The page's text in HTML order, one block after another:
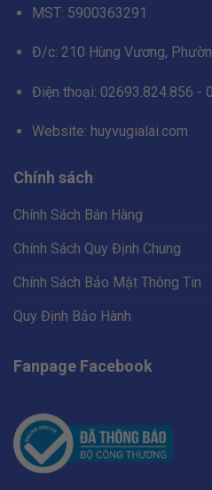
MST: 5900363291
Đ/c: 210 Hùng Vương,
Điện thoại: 02693.824.856 -
Website: huyvugialai.com
Chính sách
Chính Sách Bán Hàng
Chính Sách Quy Định Chung
Chính Sách Bảo Mật Thông Tin
Quy Định Bảo Hành
Fanpage Facebook